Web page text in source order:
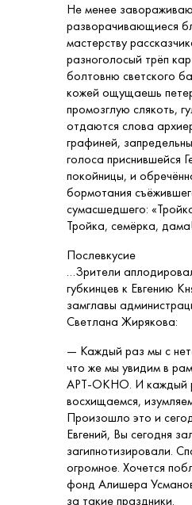
Не менее
разворачивающиеся
мастерству
разноголосый трёп
болтовню светского
кожей ощущаешь
промозглую слякоть,
отдаются слова
графиней,
голоса приснившейся
покойницы, и
бормотания
сумасшедшего:
Тройка, семёрка,
Послевкусие
…Зрители
губкинцев к Евгению
замглавы
Светлана Жирякова:
— Каждый раз мы с
что же мы увидим в
АРТ-ОКНО. И каждый
восхищаемся,
Произошло это и
Евгений, Вы сегодня
загипнотизировали.
огромное. Хочется
фонд Алишера
за такие праздники.